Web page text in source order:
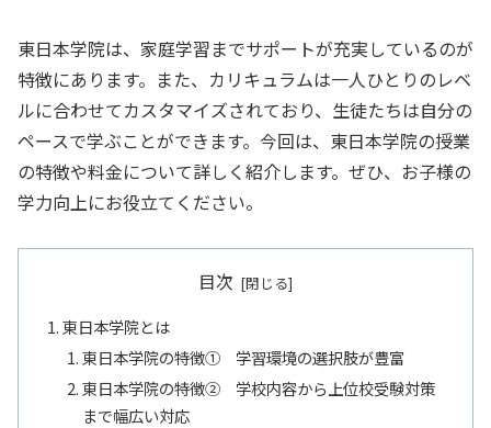
東日本学院は、家庭学習までサポートが充実しているのが
特徴にあります。また、カリキュラムは一人ひとりのレベ
ルに合わせてカスタマイズされており、生徒たちは自分の
ペースで学ぶことができます。今回は、東日本学院の授業
の特徴や料金について詳しく紹介します。ぜひ、お子様の
学力向上にお役立てください。
目次
東日本学院とは
東日本学院の特徴① 学習環境の選択肢が豊富
東日本学院の特徴② 学校内容から上位校受験対策
まで幅広い対応